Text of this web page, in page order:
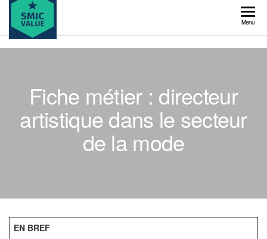
Skip
the
content
value
Menu
Fiche métier : directeur
artistique dans le secteur
de la mode
EN BREF